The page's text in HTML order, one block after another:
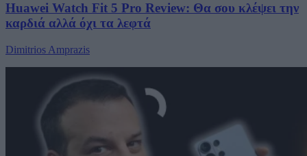
Huawei Watch Fit 5 Pro Review: Θα σου κλέψει την
καρδιά αλλά όχι τα λεφτά
Dimitrios Amprazis